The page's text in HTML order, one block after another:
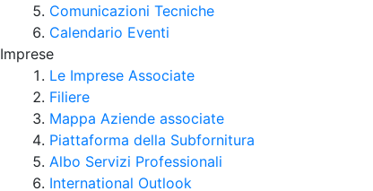
Comunicazioni Tecniche
Calendario Eventi
Imprese
Le Imprese Associate
Filiere
Mappa Aziende associate
Piattaforma della Subfornitura
Albo Servizi Professionali
International Outlook